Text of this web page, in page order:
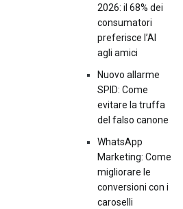
2026: il 68% dei
consumatori
preferisce l’AI
agli amici
Nuovo allarme
SPID: Come
evitare la truffa
del falso canone
WhatsApp
Marketing: Come
migliorare le
conversioni con i
caroselli